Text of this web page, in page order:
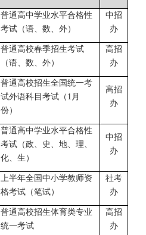
普通高中学业水平合格性
考试（语、数、外）
中招
办
普通高校春季招生考试
（语、数、外）
高招
办
普通高校招生全国统一考
试外语科目考试（1月
份）
高招
办
普通高中学业水平合格性
考试（政、史、地、理、
化、生）
中招
办
上半年全国中小学教师资
格考试（笔试）
社考
办
普通高校招生体育类专业
统一考试
高招
办